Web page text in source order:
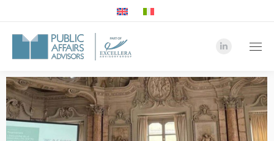
Linkedin
opens
in
new
window